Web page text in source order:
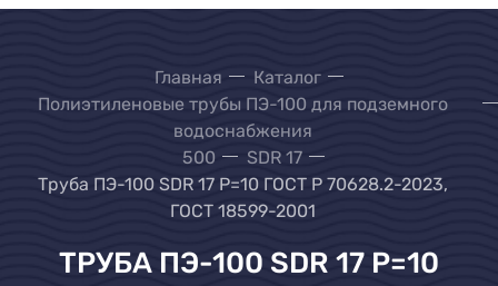
Главная
Каталог
Полиэтиленовые трубы ПЭ-100 для подземного
водоснабжения
500
SDR 17
Труба ПЭ-100 SDR 17 Р=10 ГОСТ Р 70628.2-2023,
ГОСТ 18599-2001
ТРУБА ПЭ-100 SDR 17 Р=10